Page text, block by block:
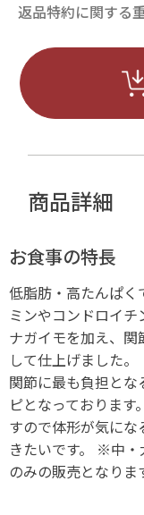
返品特約に関する
商品詳細
お食事の特長
低脂肪・高たんぱく
ミンやコンドロイチ
ナガイモを加え、関
して仕上げました。
関節に最も負担と
ピとなっておりま
すので体形が気に
きたいです。 ※中・
のみの販売となりま